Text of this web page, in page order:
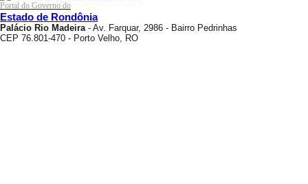
Portal do Governo do
Estado de Rondônia
Palácio Rio Madeira- Av. Farquar, 2986 - Bairro Pedrinhas
CEP 76.801-470 - Porto Velho, RO